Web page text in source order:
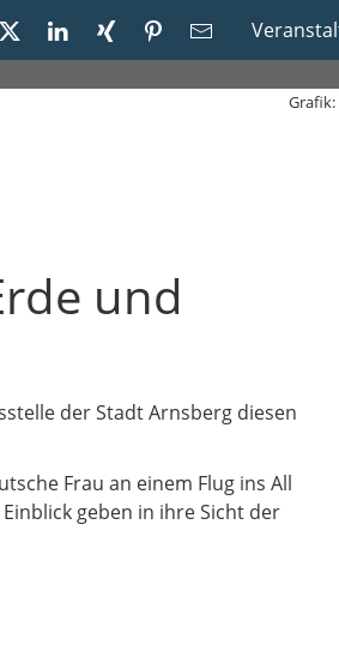
und
der Stadt Arnsberg diesen
Frau an einem Flug ins All
geben in ihre Sicht der